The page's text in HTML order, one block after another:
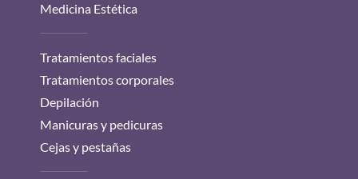
Medicina Estética
Tratamientos faciales
Tratamientos corporales
Depilación
Manicuras y pedicuras
Cejas y pestañas